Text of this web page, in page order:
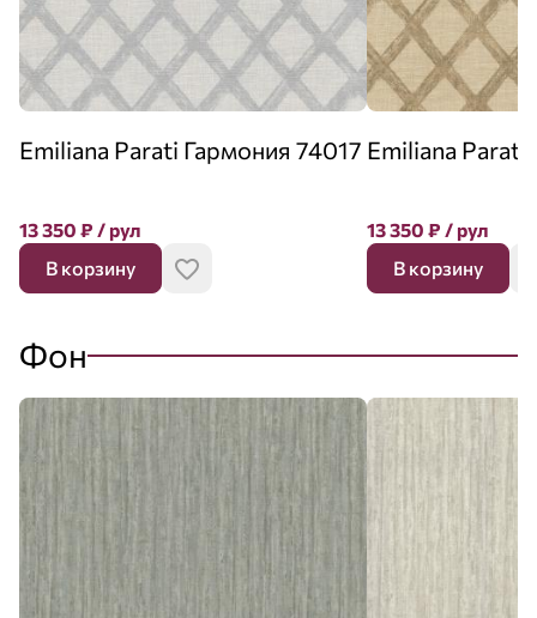
Emiliana Parati Гармония 74017
13 350 ₽ / рул
В корзину
Emiliana Parati
13 350 ₽ / рул
В корзину
Фон